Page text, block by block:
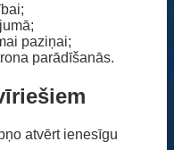
paziņai;
parādīšanās.
atvērt ienesīgu